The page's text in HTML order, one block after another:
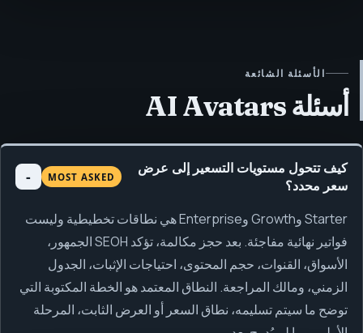
الأسئلة الشائعة
أسئلة AI Avatars
كيف تتحول مستويات التسعير إلى عرض
سعر محدد؟
MOST ASKED
Starter وGrowth وEnterprise هي نطاقات تخطيطية وليست
فواتير نهائية مفاجئة. بعد حجز مكالمة، تؤكد SEOH الجمهور،
الأسواق، القنوات، حجم المحتوى، احتياجات الإثبات، الجدول
الزمني، ومالك المراجعة. النطاق المعتمد هو الخطة المكتوبة التي
توضح ما سيتم تسليمه، نطاق السعر أو العرض الثابت، المرحلة